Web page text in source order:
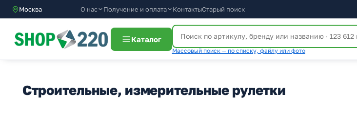
Москва О нас Получение и оплата КонтактыСтарый поиск
Каталог
Массовый поиск — по списку, файлу или фото
Строительные, измерительные рулетки